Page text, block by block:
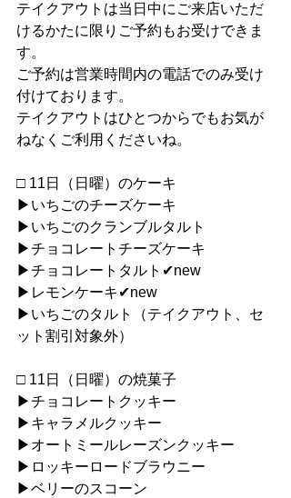
テイクアウトは当日中にご来店いただ
けるかたに限りご予約もお受けできま
す。
ご予約は営業時間内の電話でのみ受け
付けております。
テイクアウトはひとつからでもお気が
ねなくご利用くださいね。
□ 11日（日曜）のケーキ
▶︎いちごのチーズケーキ
▶︎いちごのクランブルタルト
▶︎チョコレートチーズケーキ
▶︎チョコレートタルト✔︎new
▶︎レモンケーキ✔︎new
▶︎いちごのタルト（テイクアウト、セ
ット割引対象外）
□ 11日（日曜）の焼菓子
▶︎チョコレートクッキー
▶︎キャラメルクッキー
▶︎オートミールレーズンクッキー
▶︎ロッキーロードブラウニー
▶︎ベリーのスコーン